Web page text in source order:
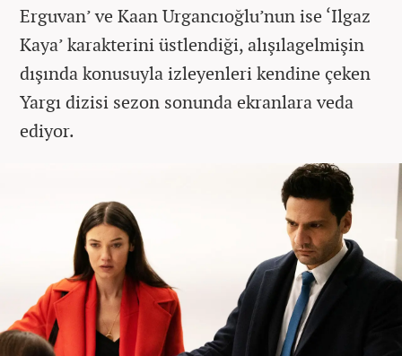
Erguvan’ ve Kaan Urgancıoğlu’nun ise ‘Ilgaz
Kaya’ karakterini üstlendiği, alışılagelmişin
dışında konusuyla izleyenleri kendine çeken
Yargı dizisi sezon sonunda ekranlara veda
ediyor.